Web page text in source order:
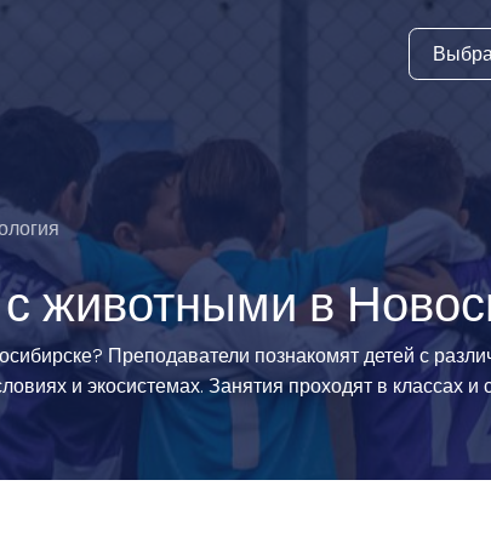
виды
спорт
спорта
и
животными в
Преподаватели познакомят детей с
и экосистемах. Занятия проходят в классах